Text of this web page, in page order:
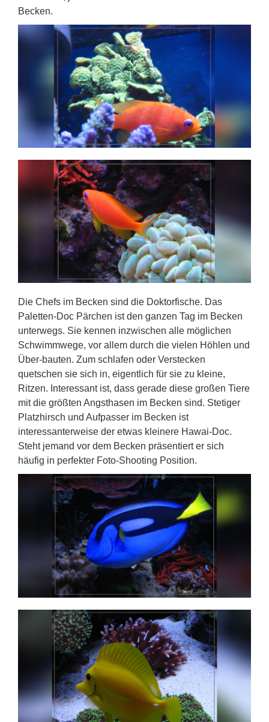
Becken.
Die Chefs im Becken sind die Doktorfische. Das
Paletten-Doc Pärchen ist den ganzen Tag im Becken
unterwegs. Sie kennen inzwischen alle möglichen
Schwimmwege, vor allem durch die vielen Höhlen und
Über-bauten. Zum schlafen oder Verstecken
quetschen sie sich in, eigentlich für sie zu kleine,
Ritzen. Interessant ist, dass gerade diese großen Tiere
mit die größten Angsthasen im Becken sind. Stetiger
Platzhirsch und Aufpasser im Becken ist
interessanterweise der etwas kleinere Hawai-Doc.
Steht jemand vor dem Becken präsentiert er sich
häufig in perfekter Foto-Shooting Position.